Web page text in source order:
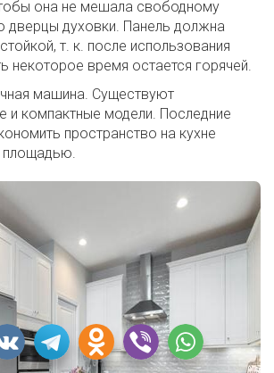
она не мешала свободному
дверцы духовки. Панель должна
т. к. после использования
некоторое время остается горячей.
машина. Существуют
и компактные модели. Последние
пространство на кухне